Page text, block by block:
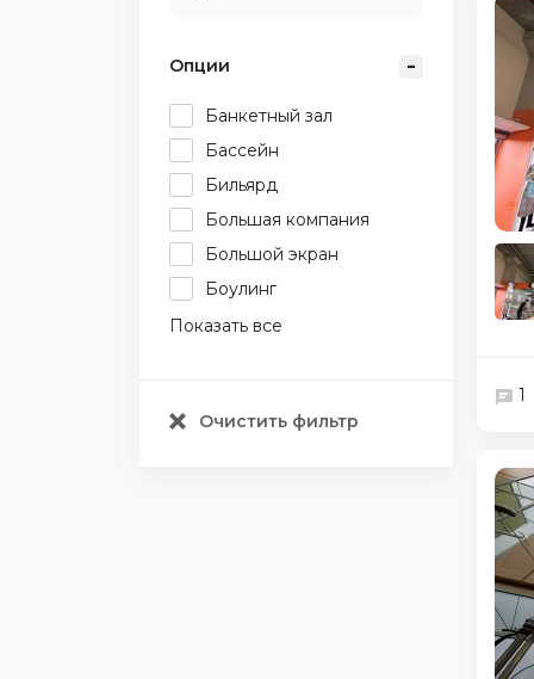
Опции
Банкетный зал
Бассейн
Бильярд
Большая компания
Большой экран
Боулинг
Показать все
Очистить фильтр
1